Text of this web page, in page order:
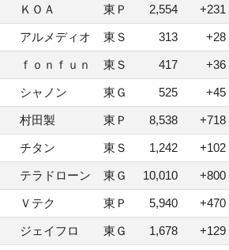
ＫＯＡ 東Ｐ 2,554 +231
アルメディオ 東Ｓ 313 +28
ｆｏｎｆｕｎ 東Ｓ 417 +36
シャノン 東Ｇ 525 +45
村田製 東Ｐ 8,538 +718
チタン 東Ｓ 1,242 +102
テラドローン 東Ｇ 10,010 +800
Ｖテク 東Ｐ 5,940 +470
ジェイフロ 東Ｇ 1,678 +129